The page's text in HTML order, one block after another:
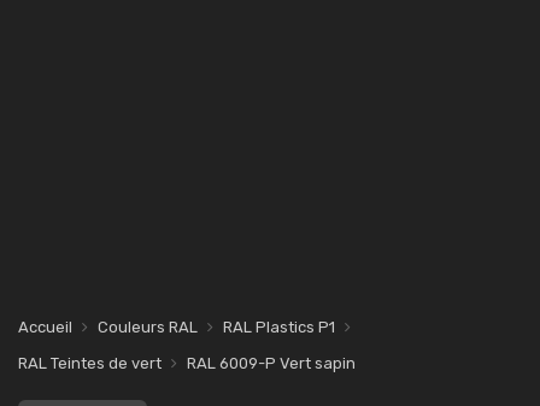
Accueil Couleurs RAL
RAL Plastics P1
RAL Teintes de vert
RAL 6009-P Vert sapin